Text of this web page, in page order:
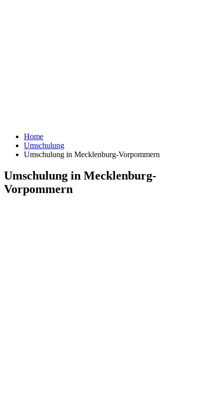
Home
Umschulung
Umschulung in Mecklenburg-Vorpommern
Umschulung in Mecklenburg-
Vorpommern